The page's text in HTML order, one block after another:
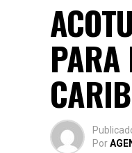
PARA
Por